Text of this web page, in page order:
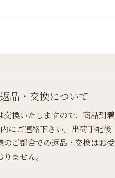
返品・交換について
交換いたしますので、商品到着
にご連絡下さい。出荷手配後
のご都合での返品・交換はお受
ません。